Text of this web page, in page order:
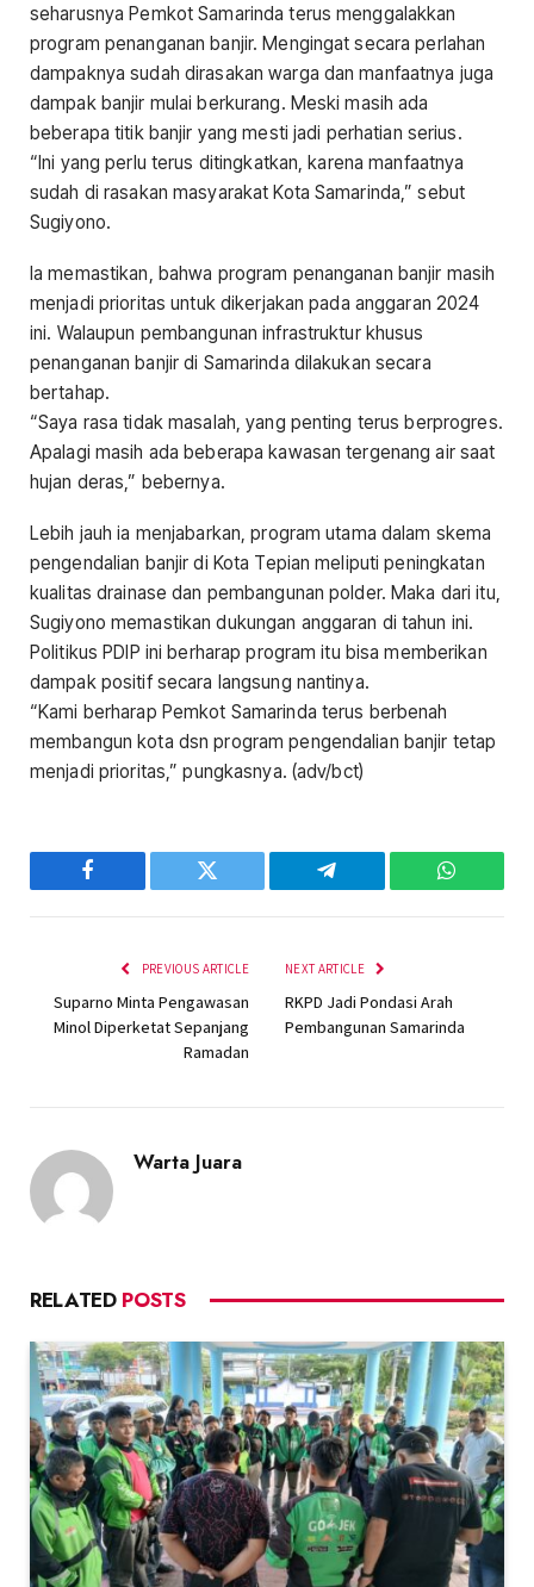
seharusnya Pemkot Samarinda terus menggalakkan
program penanganan banjir. Mengingat secara perlahan
dampaknya sudah dirasakan warga dan manfaatnya juga
dampak banjir mulai berkurang. Meski masih ada
beberapa titik banjir yang mesti jadi perhatian serius.
“Ini yang perlu terus ditingkatkan, karena manfaatnya
sudah di rasakan masyarakat Kota Samarinda,” sebut
Sugiyono.
Ia memastikan, bahwa program penanganan banjir masih
menjadi prioritas untuk dikerjakan pada anggaran 2024
ini. Walaupun pembangunan infrastruktur khusus
penanganan banjir di Samarinda dilakukan secara
bertahap.
“Saya rasa tidak masalah, yang penting terus berprogres.
Apalagi masih ada beberapa kawasan tergenang air saat
hujan deras,” bebernya.
Lebih jauh ia menjabarkan, program utama dalam skema
pengendalian banjir di Kota Tepian meliputi peningkatan
kualitas drainase dan pembangunan polder. Maka dari itu,
Sugiyono memastikan dukungan anggaran di tahun ini.
Politikus PDIP ini berharap program itu bisa memberikan
dampak positif secara langsung nantinya.
“Kami berharap Pemkot Samarinda terus berbenah
membangun kota dsn program pengendalian banjir tetap
menjadi prioritas,” pungkasnya. (adv/bct)
Facebook Twitter Telegram
PREVIOUS ARTICLE
Suparno Minta Pengawasan
Minol Diperketat Sepanjang
Ramadan
NEXT ARTICLE
RKPD Jadi Pondasi Arah
Pembangunan Samarinda
Warta Juara
RELATED POSTS